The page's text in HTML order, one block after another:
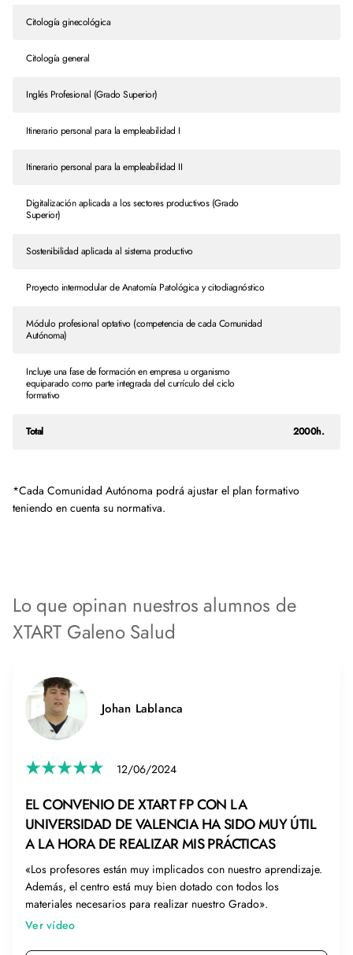
Citología ginecológica
Citología general
Inglés Profesional (Grado Superior)
Itinerario personal para la empleabilidad I
Itinerario personal para la empleabilidad II
Digitalización aplicada a los sectores productivos (Grado
Superior)
Sostenibilidad aplicada al sistema productivo
Proyecto intermodular de Anatomía Patológica y citodiagnóstico
Módulo profesional optativo (competencia de cada Comunidad
Autónoma)
Incluye una fase de formación en empresa u organismo
equiparado como parte integrada del currículo del ciclo
formativo
Total 2000h.
*Cada Comunidad Autónoma podrá ajustar el plan formativo
teniendo en cuenta su normativa.
Lo que opinan nuestros alumnos de
XTART Galeno Salud
Johan Lablanca
12/06/2024
EL CONVENIO DE XTART FP CON LA
UNIVERSIDAD DE VALENCIA HA SIDO MUY ÚTIL
A LA HORA DE REALIZAR MIS PRÁCTICAS
«Los profesores están muy implicados con nuestro aprendizaje.
Además, el centro está muy bien dotado con todos los
materiales necesarios para realizar nuestro Grado».
Ver vídeo